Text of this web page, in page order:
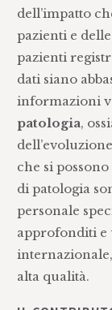
dell’impatto
pazienti e
pazienti
dati siano
informazioni
patologia,
che si
di patologia
personale
approfonditi e
alta qualità.